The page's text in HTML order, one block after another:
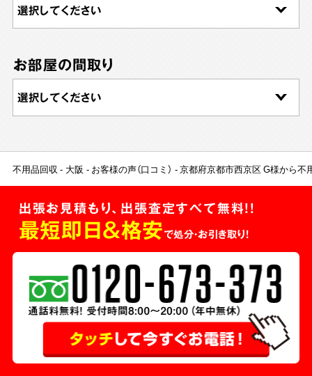
お部屋の間取り
不用品回収 大阪 お客様の声（口コミ） 京都府京都市西京区 G様から不
出張お見積もり、出張査定すべて無料!!
最短即日＆格安で処分・お引き取り！